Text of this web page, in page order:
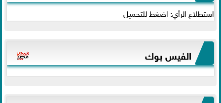
استطلاع الرأي: اضغط للتحميل
الفيس بوك